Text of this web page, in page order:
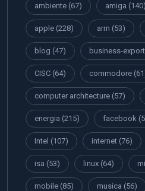
ambiente (67) amiga (140)
apple (228) arm (53)
blog (47) business-export
CISC (64) commodore
computer architecture (57)
energia (215) facebook
Intel (107) internet (76)
isa (53) linux (64)
mobile (85) musica (56)